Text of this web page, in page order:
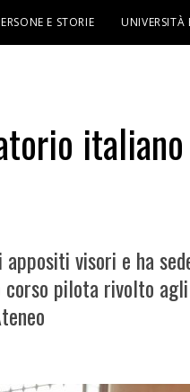
E STORIE UNIVERSITÀ
visori e ha
pilota rivolto